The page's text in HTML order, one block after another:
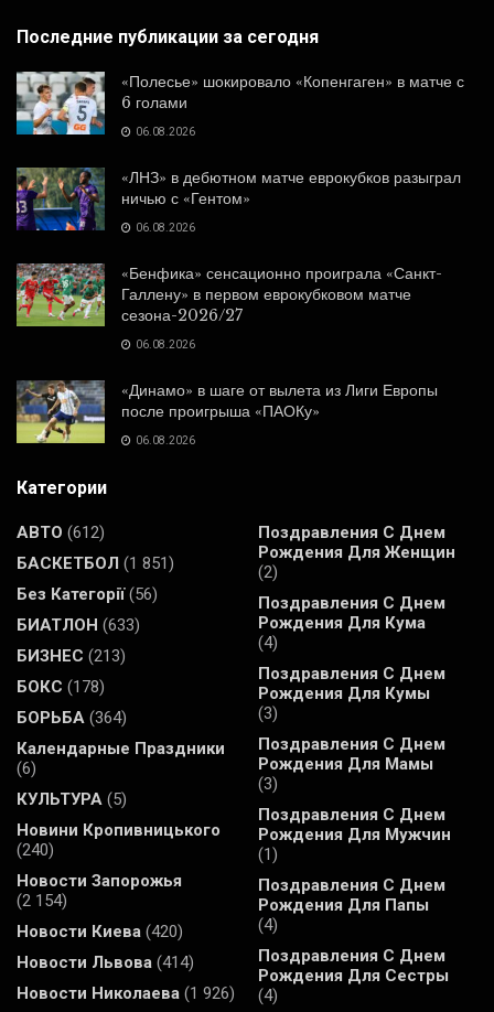
Последние публикации за сегодня
«Полесье» шокировало «Копенгаген» в матче с
6 голами
06.08.2026
«ЛНЗ» в дебютном матче еврокубков разыграл
ничью с «Гентом»
06.08.2026
«Бенфика» сенсационно проиграла «Санкт-
Галлену» в первом еврокубковом матче
сезона-2026/27
06.08.2026
«Динамо» в шаге от вылета из Лиги Европы
после проигрыша «ПАОКу»
06.08.2026
Категории
АВТО (612)
БАСКЕТБОЛ (1 851)
Без Категорії(56)
БИАТЛОН (633)
БИЗНЕС (213)
БОКС (178)
БОРЬБА (364)
Календарные Праздники
(6)
КУЛЬТУРА (5)
Новини Кропивницького
(240)
Новости Запорожья
(2 154)
Новости Киева (420)
Новости Львова (414)
Новости Николаева (1 926)
Поздравления С Днем
Рождения Для Женщин
(2)
Поздравления С Днем
Рождения Для Кума
(4)
Поздравления С Днем
Рождения Для Кумы
(3)
Поздравления С Днем
Рождения Для Мамы
(3)
Поздравления С Днем
Рождения Для Мужчин
(1)
Поздравления С Днем
Рождения Для Папы
(4)
Поздравления С Днем
Рождения Для Сестры
(4)